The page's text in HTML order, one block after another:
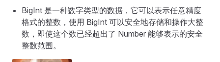
BigInt 是一种数字类型的数据，它可以表示任意精度
格式的整数，使用 BigInt 可以安全地存储和操作大整
数，即使这个数已经超出了 Number 能够表示的安全
整数范围。